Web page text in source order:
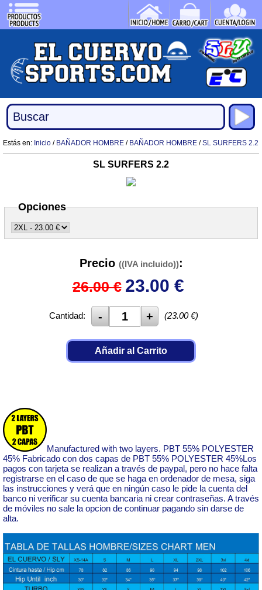
Estás en: Inicio / BAÑADOR HOMBRE / BAÑADOR HOMBRE /SL SURFERS 2.2
SL SURFERS 2.2
Opciones
Precio ((IVA incluido)):
26.00 € 23.00 €
Cantidad: (23.00€)
Añadir al Carrito
Manufactured with two layers. PBT 55% POLYESTER
45% Fabricado con dos capas de PBT 55% POLYESTER 45%Los
pagos con tarjeta se realizan a través de paypal, pero no hace falta
registrarse en el caso de que se haga en ordenador de mesa, siga
las instrucciones y verá que en ningún caso le pide la cuenta del
banco ni verificar su cuenta bancaria ni crear contraseñas. A través
de móviles no sale la opcion de continuar pagando sin darse de
alta.